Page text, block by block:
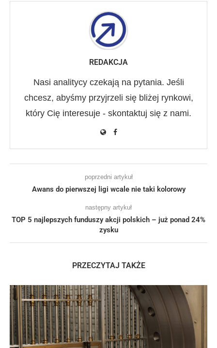
REDAKCJA
Nasi analitycy czekają na pytania. Jeśli
chcesz, abyśmy przyjrzeli się bliżej rynkowi,
który Cię interesuje - skontaktuj się z nami.
poprzedni artykuł
Awans do pierwszej ligi wcale nie taki kolorowy
następny artykuł
TOP 5 najlepszych funduszy akcji polskich – już ponad 24%
zysku
PRZECZYTAJ TAKŻE